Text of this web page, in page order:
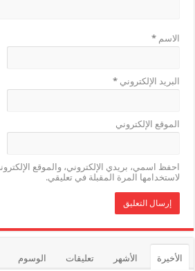
الاسم*
البريد الإلكتروني*
الموقع الإلكتروني
احفظ اسمي، بريدي الإلكتروني، والموقع
لاستخدامها المرة المقبلة في تعليقي.
الأخيرة الأشهر تعليقات الوسوم